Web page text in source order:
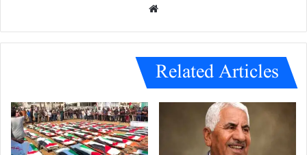
e
Related Articles